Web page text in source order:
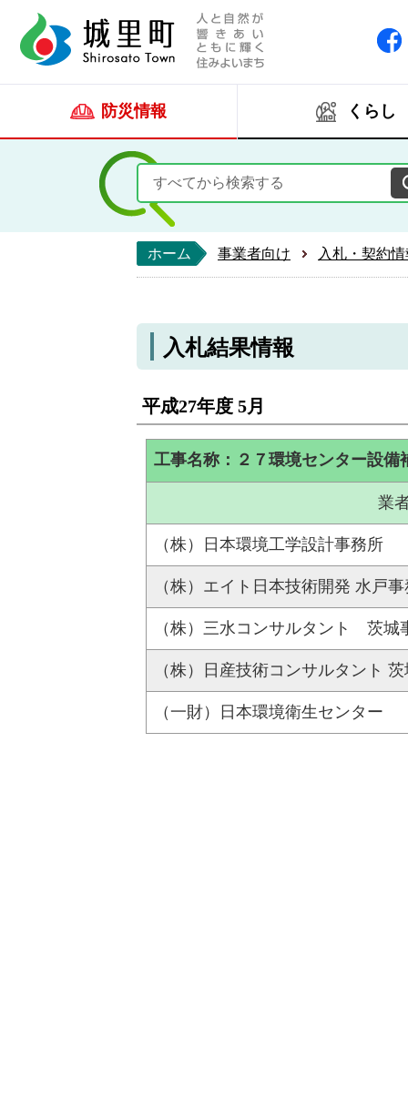
防災情報 くらし
ホーム 事業者向け 入札・契約
入札結果情報
平成27年度 5月
工事名称：２７環境センター設備
業
（株）日本環境工学設計事務所
（株）エイト日本技術開発 水戸
（株）三水コンサルタント 茨城
（株）日産技術コンサルタント
（一財）日本環境衛生センター